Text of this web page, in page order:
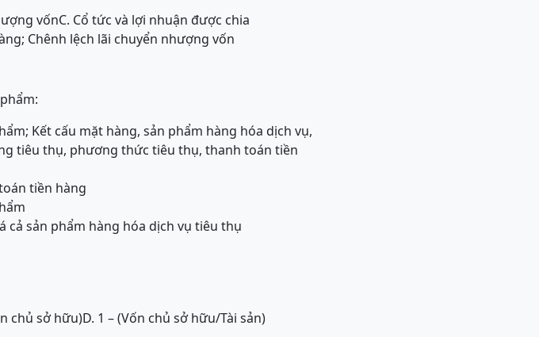
vốnC. Cổ tức và lợi nhuận được chia
Chênh lệch lãi chuyển nhượng vốn
Kết cấu mặt hàng, sản phẩm hàng hóa dịch vụ,
tiêu thụ, phương thức tiêu thụ, thanh toán tiền
tiền hàng
cả sản phẩm hàng hóa dịch vụ tiêu thụ
chủ sở hữu)D. 1 – (Vốn chủ sở hữu/Tài sản)